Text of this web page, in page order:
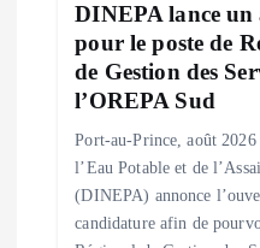
DINEPA lance
pour le poste de
de Gestion des
l’OREPA Sud
Port-au-Prince, août
l’Eau Potable et de
(DINEPA) annonce
candidature afin de